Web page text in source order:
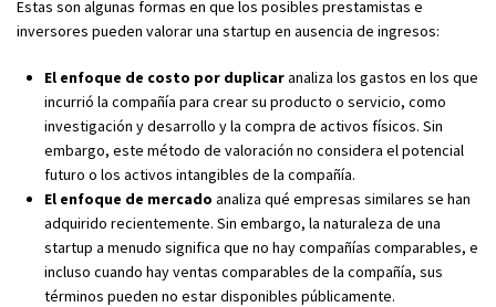
Estas son algunas formas en que los posibles prestamistas e
inversores pueden valorar una startup en ausencia de ingresos:
El enfoque de costo por duplicaranaliza los gastos en los que
incurrió la compañía para crear su producto o servicio, como
investigación y desarrollo y la compra de activos físicos. Sin
embargo, este método de valoración no considera el potencial
futuro o los activos intangibles de la compañía.
El enfoque de mercado analiza qué empresas similares se han
adquirido recientemente. Sin embargo, la naturaleza de una
startup a menudo significa que no hay compañías comparables, e
incluso cuando hay ventas comparables de la compañía, sus
términos pueden no estar disponibles públicamente.